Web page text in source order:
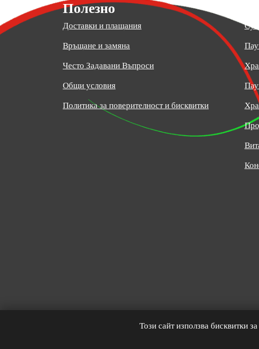
Полезно
Доставки и плащания
Връщане и замяна
Често Задавани Въпроси
Общи условия
Политика за поверителност и бисквитки
©
Този сайт използва бисквитки